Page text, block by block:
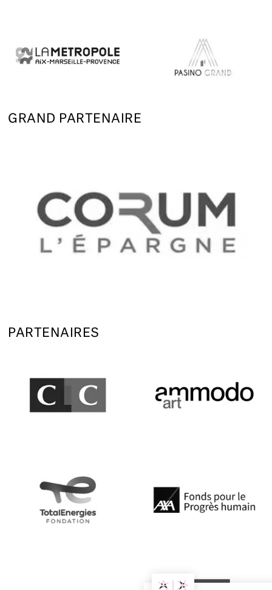
GRAND PARTENAIRE
PARTENAIRES